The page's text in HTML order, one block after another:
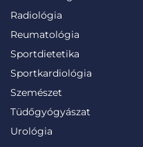
Radiológia
Reumatológia
Sportdietetika
Sportkardiológia
Szemészet
Tüdőgyógyászat
Urológia